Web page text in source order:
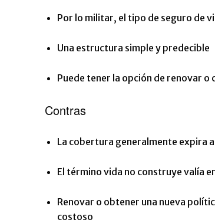
Por lo militar, el tipo de seguro de
Una estructura simple y predecible
Puede tener la opción de renovar
Contras
La cobertura generalmente expira
El término vida no construye valía
Renovar o obtener una nueva
costoso